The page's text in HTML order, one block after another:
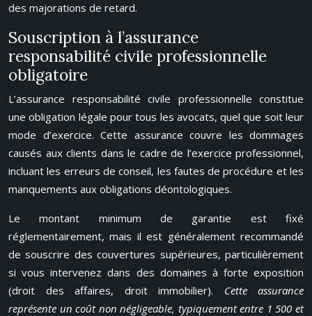
des majorations de retard.
Souscription à l’assurance
responsabilité civile professionnelle
obligatoire
L’assurance responsabilité civile professionnelle constitue
une obligation légale pour tous les avocats, quel que soit leur
mode d’exercice. Cette assurance couvre les dommages
causés aux clients dans le cadre de l’exercice professionnel,
incluant les erreurs de conseil, les fautes de procédure et les
manquements aux obligations déontologiques.
Le montant minimum de garantie est fixé
réglementairement, mais il est généralement recommandé
de souscrire des couvertures supérieures, particulièrement
si vous intervenez dans des domaines à forte exposition
(droit des affaires, droit immobilier). Cette assurance
représente un coût non négligeable, typiquement entre 1 500 et